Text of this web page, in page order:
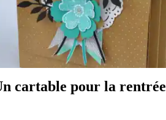
cartable pour la rentrée